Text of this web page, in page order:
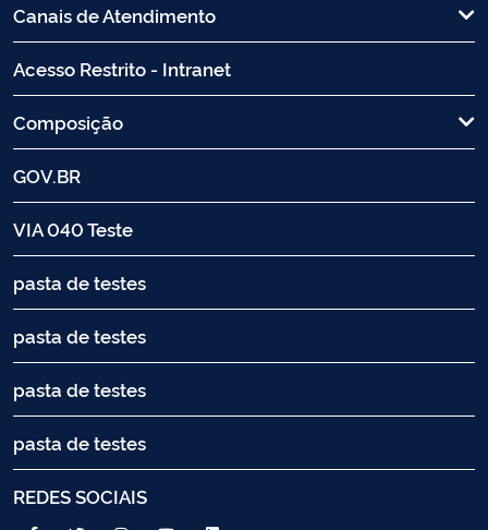
Canais de Atendimento
Acesso Restrito - Intranet
Composição
GOV.BR
VIA 040 Teste
pasta de testes
pasta de testes
pasta de testes
pasta de testes
REDES SOCIAIS